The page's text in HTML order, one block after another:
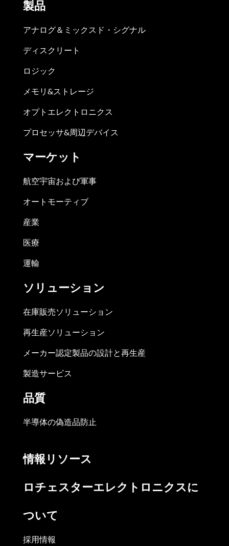
製品
アナログ＆ミックスド・シグナル
ディスクリート
ロジック
メモリ&ストレージ
オプトエレクトロニクス
プロセッサ&周辺デバイス
マーケット
航空宇宙および軍事
オートモーティブ
産業
医療
運輸
ソリューション
在庫販売ソリューション
再生産ソリューション
メーカー認定製品の設計と再生産
製造サービス
品質
半導体の偽造品防止
情報リソース
ロチェスターエレクトロニクスに
ついて
採用情報